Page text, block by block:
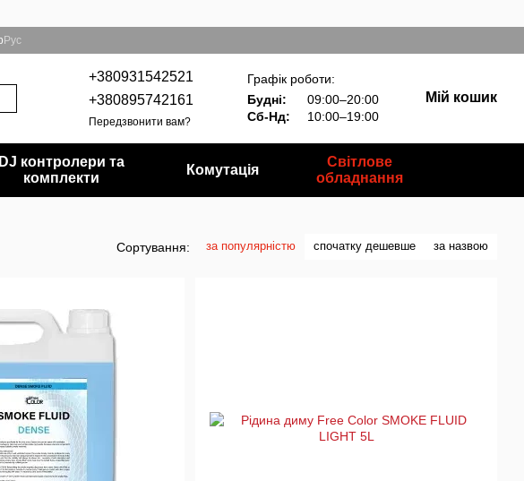
Рус
+380931542521
+380895742161
Передзвонити вам?
Графік роботи:
Будні:
09:00–20:00
Сб-Нд:
10:00–19:00
Мій кошик
DJ контролери та
комплекти
Комутація
Світлове
обладнання
Сортування: за популярністю спочатку дешевше за назвою